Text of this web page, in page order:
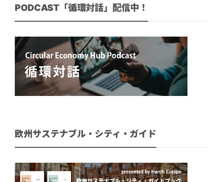
PODCAST「循環対話」配信中！
欧州サステナブル・シティ・ガイド